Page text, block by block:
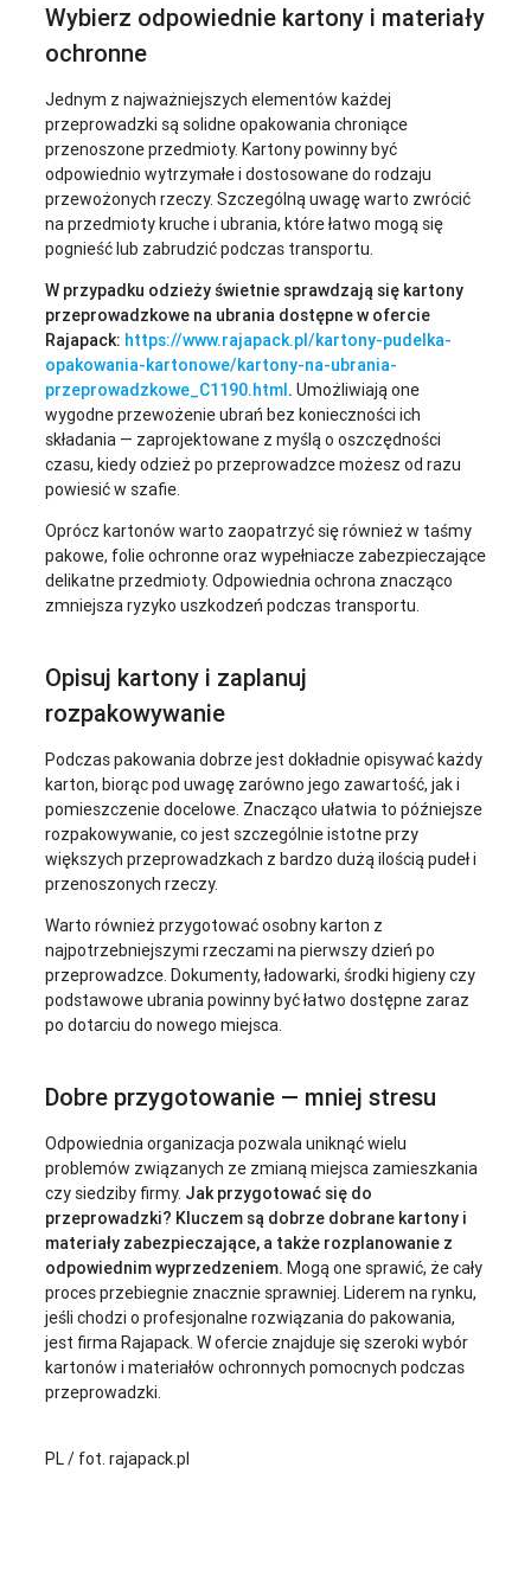
Wybierz odpowiednie kartony i materiały
ochronne
Jednym z najważniejszych elementów każdej
przeprowadzki są solidne opakowania chroniące
przenoszone przedmioty. Kartony powinny być
odpowiednio wytrzymałe i dostosowane do rodzaju
przewożonych rzeczy. Szczególną uwagę warto zwrócić
na przedmioty kruche i ubrania, które łatwo mogą się
pognieść lub zabrudzić podczas transportu.
W przypadku odzieży świetnie sprawdzają się kartony
przeprowadzkowe na ubrania dostępne w ofercie
Rajapack: https://www.rajapack.pl/kartony-pudelka-
opakowania-kartonowe/kartony-na-ubrania-
przeprowadzkowe_C1190.html. Umożliwiają one
wygodne przewożenie ubrań bez konieczności ich
składania — zaprojektowane z myślą o oszczędności
czasu, kiedy odzież po przeprowadzce możesz od razu
powiesić w szafie.
Oprócz kartonów warto zaopatrzyć się również w taśmy
pakowe, folie ochronne oraz wypełniacze zabezpieczające
delikatne przedmioty. Odpowiednia ochrona znacząco
zmniejsza ryzyko uszkodzeń podczas transportu.
Opisuj kartony i zaplanuj
rozpakowywanie
Podczas pakowania dobrze jest dokładnie opisywać każdy
karton, biorąc pod uwagę zarówno jego zawartość, jak i
pomieszczenie docelowe. Znacząco ułatwia to późniejsze
rozpakowywanie, co jest szczególnie istotne przy
większych przeprowadzkach z bardzo dużą ilością pudeł i
przenoszonych rzeczy.
Warto również przygotować osobny karton z
najpotrzebniejszymi rzeczami na pierwszy dzień po
przeprowadzce. Dokumenty, ładowarki, środki higieny czy
podstawowe ubrania powinny być łatwo dostępne zaraz
po dotarciu do nowego miejsca.
Dobre przygotowanie — mniej stresu
Odpowiednia organizacja pozwala uniknąć wielu
problemów związanych ze zmianą miejsca zamieszkania
czy siedziby firmy. Jak przygotować się do
przeprowadzki? Kluczem są dobrze dobrane kartony i
materiały zabezpieczające, a także rozplanowanie z
odpowiednim wyprzedzeniem. Mogą one sprawić, że cały
proces przebiegnie znacznie sprawniej. Liderem na rynku,
jeśli chodzi o profesjonalne rozwiązania do pakowania,
jest firma Rajapack. W ofercie znajduje się szeroki wybór
kartonów i materiałów ochronnych pomocnych podczas
przeprowadzki.
PL / fot. rajapack.pl